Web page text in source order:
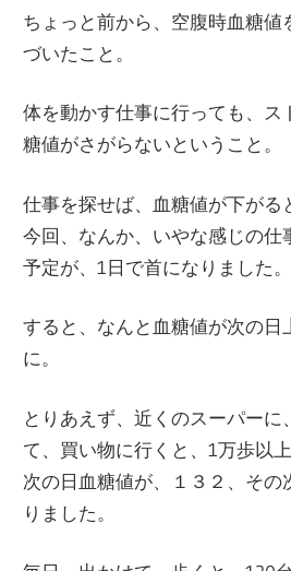
ちょっと前から、空腹時血糖値
づいたこと。
体を動かす仕事に行っても、ス
糖値がさがらないということ。
仕事を探せば、血糖値が下がる
今回、なんか、いやな感じの仕
予定が、1日で首になりました。
すると、なんと血糖値が次の日
に。
とりあえず、近くのスーパーに
て、買い物に行くと、1万歩以
次の日血糖値が、１３２、その
りました。